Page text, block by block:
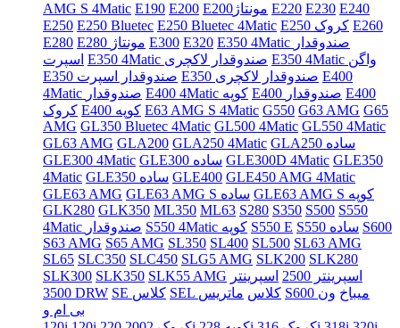
AMG S 4Matic E190 E200 E200مونتاژ E220 E230 E240
E250 E250 Bluetec E250 Bluetec 4Matic E250 کروک E260
E280
E280 مونتاژ E300 E320 E350 4Matic صندوقدار
اسپرت
E350 4Matic صندوقدار لاکچری
E350 4Matic واگن
E350 صندوقدار اسپرت
E350 صندوقدار لاکچری E400
4Matic صندوقدار
E400 4Matic کوپه E400 صندوقدار E400
کروک
E400 کوپه E63 AMG S 4Matic G550 G63 AMG G65
AMG GL350 Bluetec 4Matic GL500 4Matic GL550 4Matic
GL63 AMG GLA200 GLA250 4Matic
GLA250 ساده
GLE300 4Matic
GLE300 ساده GLE300D 4Matic GLE350
4Matic
GLE350 ساده GLE400 GLE450 AMG 4Matic
GLE63 AMG
GLE63 AMG S ساده
GLE63 AMG S کوپه
GLK280 GLK350 ML350 ML63 S280 S350 S500 S550
4Matic صندوقدار
S550 4Matic کوپه S550 E S550 ساده S600
S63 AMG S65 AMG SL350 SL400 SL500 SL63 AMG
SL65 SLC350 SLC450 SLG5 AMG SLK200 SLK280
SLK300 SLK350 SLK55 AMG اسپرینتر 2500
اسپرینتر
3500 DRW
SE کلاس SEL کلاس ماتریس S600 میباخ ون
بی ام و